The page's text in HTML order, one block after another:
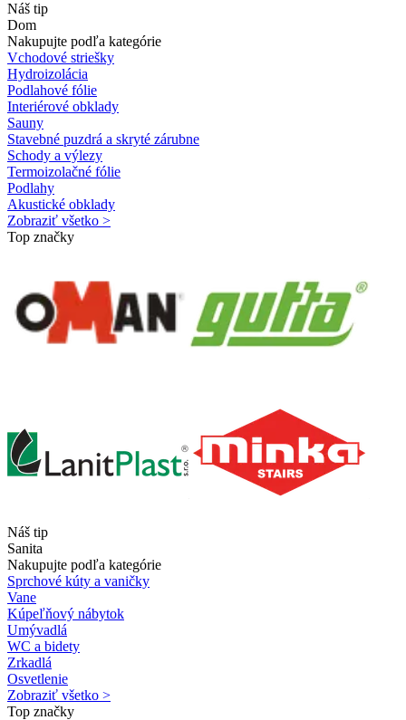
Náš tip
Dom
Nakupujte podľa kategórie
Vchodové striešky
Hydroizolácia
Podlahové fólie
Interiérové obklady
Sauny
Stavebné puzdrá a skryté zárubne
Schody a výlezy
Termoizolačné fólie
Podlahy
Akustické obklady
Zobraziť všetko >
Top značky
Náš tip
Sanita
Nakupujte podľa kategórie
Sprchové kúty a vaničky
Vane
Kúpeľňový nábytok
Umývadlá
WC a bidety
Zrkadlá
Osvetlenie
Zobraziť všetko >
Top značky